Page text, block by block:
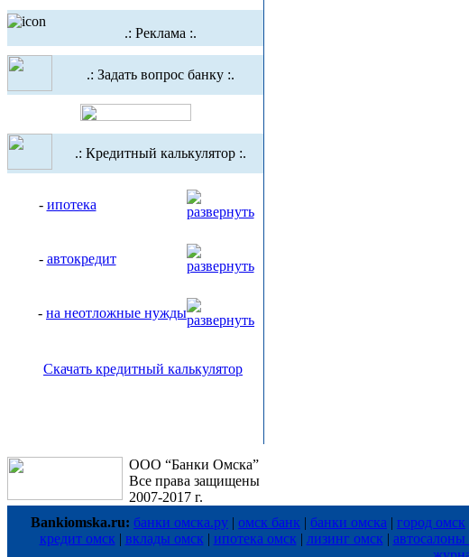
.: Реклама :.
.: Задать вопрос банку :.
.: Кредитный калькулятор :.
- ипотека
- автокредит
- на неотложные нужды
Скачать кредитный калькулятор
ООО “Банки Омска”
Все права защищены
2007-2017 г.
Bankiomska.ru: банки омска.ру | омск банк | банки омска | город омск
кредит омск | вклады омск | ипотека омск | лизинг омск | автосалоны